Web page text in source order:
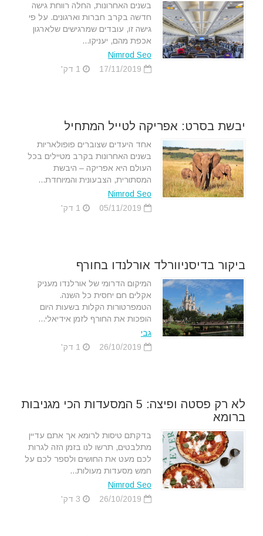
בשנים האחרונות, החלה רווחת גישה
חדשה בקרב חברות וארגונים. על פי
גישה זו, עובדים שמרגישים שלארגון
אכפת מהם, יעניקו...
Nimrod Seo
יבשת בסרט: אפריקה לטייל המתחיל
אחד היעדים שצוברים פופולאריות
בשנים האחרונות בקרב מטיילים בכל
העולם היא אפריקה – היבשת
המסתורית, הצבעונית והמיוחדת...
Nimrod Seo
ביקור בדיסניוורלד אורלנדו בחורף
המיקום הדרומי של אורלנדו מעניק
אקלים חם יחסית כל השנה.
הטמפרטורות הקלות בשעות היום
הופכות את החורף לזמן אידיאלי...
גבי
לא רק פסטה ופיצה: 5 המסעדות הכי מגניבות
ברומא
בדקתם טיסות לרומא אך אתם עדיין
מתלבטים, תרשו לנו בזמן הזה לגרות
לכם מעט את החושים ולספר לכם על
חמש מסעדות מעולות...
Nimrod Seo